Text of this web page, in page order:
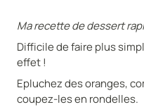
Ma recette de dessert
Difficile de faire plus
effet !
Epluchez des oranges,
coupez-les en rondelles.